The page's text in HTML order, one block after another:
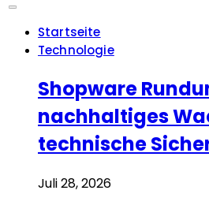
Startseite
Technologie
Shopware
nachhaltiges
technische
Juli 28, 2026